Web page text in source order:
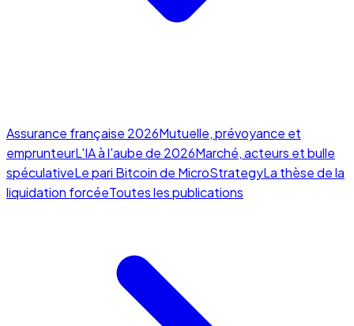
Assurance française 2026Mutuelle, prévoyance et
emprunteurL'IA à l'aube de 2026Marché, acteurs et bulle
spéculativeLe pari Bitcoin de MicroStrategyLa thèse de la
liquidation forcéeToutes les publications